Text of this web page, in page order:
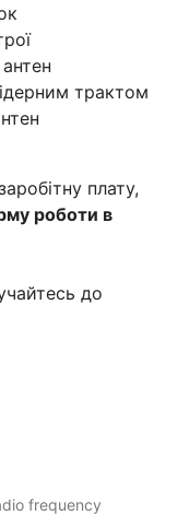
трактом
плату,
роботи в
до
frequency